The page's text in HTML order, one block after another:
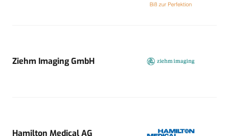
Ziehm Imaging GmbH
Hamilton Medical AG